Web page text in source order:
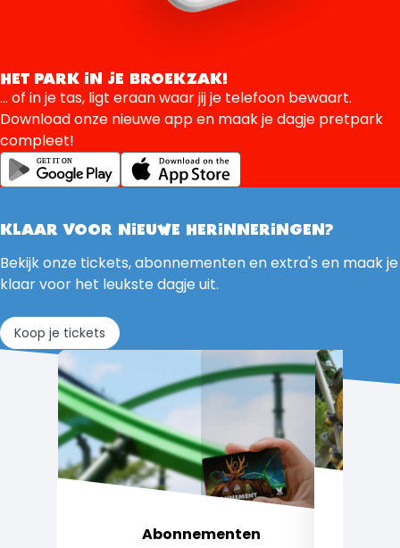
HET PARK IN JE BROEKZAK!
... of in je tas, ligt eraan waar jij je telefoon bewaart.
Download onze nieuwe app en maak je dagje pretpark
compleet!
KLAAR VOOR NIEUWE HERINNERINGEN?
Bekijk onze tickets, abonnementen en extra's en maak je
klaar voor het leukste dagje uit.
Koop je tickets
Abonnementen